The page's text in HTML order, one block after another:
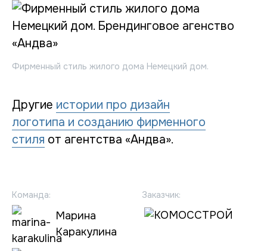
Фирменный стиль жилого дома Немецкий дом.
Другие истории про дизайн
логотипа и созданию фирменного
стиля от агентства «Андва».
Команда:
Марина
Каракулина
Заказчик: